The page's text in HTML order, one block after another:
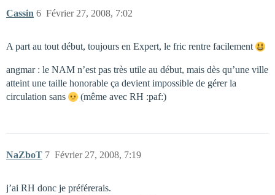
Cassin Février 27, 2008, 7:02
6
A part au tout début, toujours en Expert, le fric rentre facilement
angmar : le NAM n’est pas très utile au début, mais dès qu’une ville
atteint une taille honorable ça devient impossible de gérer la
circulation sans
(même avec RH :paf:)
NaZboT Février 27, 2008, 7:19
7
j’ai RH donc je préférerais.